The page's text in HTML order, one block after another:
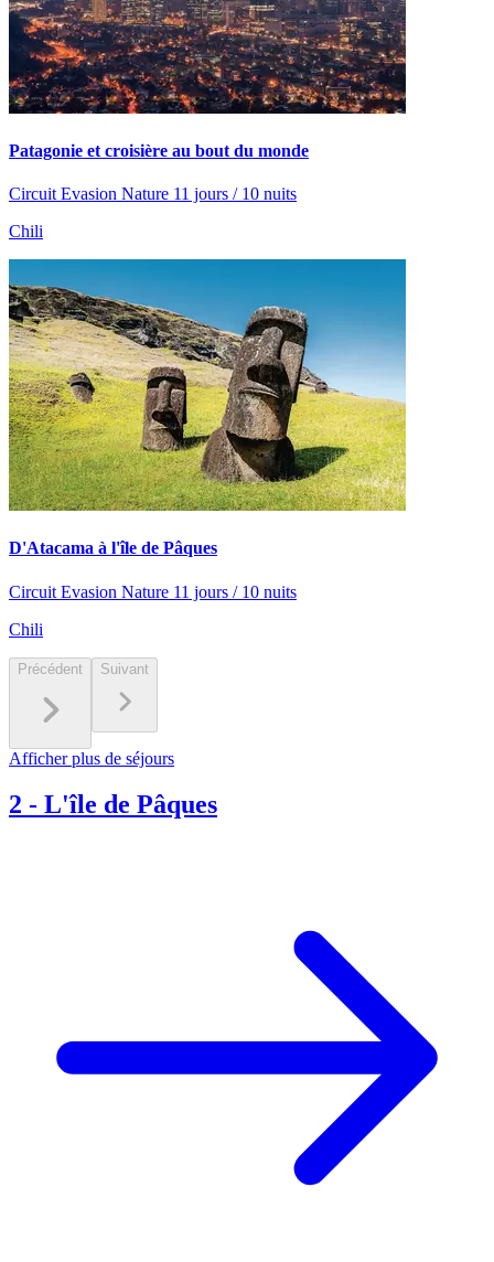
Patagonie et croisière au bout du monde
Circuit Evasion Nature 11 jours / 10 nuits
Chili
D'Atacama à l'île de Pâques
Circuit Evasion Nature 11 jours / 10 nuits
Chili
Précédent Suivant
Afficher plus de séjours
2 - L'île de Pâques